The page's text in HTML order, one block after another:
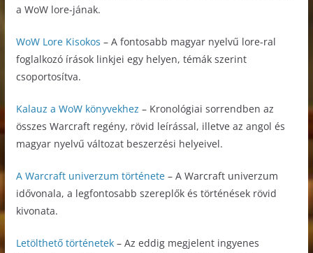
a WoW lore-jának.
WoW Lore Kisokos – A fontosabb magyar nyelvű lore-ral
foglalkozó írások linkjei egy helyen, témák szerint
csoportosítva.
Kalauz a WoW könyvekhez – Kronológiai sorrendben az
összes Warcraft regény, rövid leírással, illetve az angol és
magyar nyelvű változat beszerzési helyeivel.
A Warcraft univerzum története– A Warcraft univerzum
idővonala, a legfontosabb szereplők és történések rövid
kivonata.
Letölthető történetek– Az eddig megjelent ingyenes